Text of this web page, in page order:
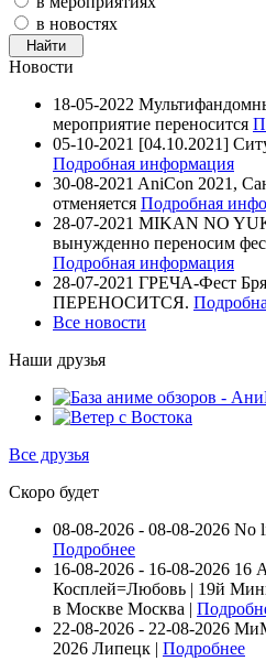
в новостях
Новости
18-05-2022
мероприятие переносится
05-10-2021 [04.10.2021]
Подробная информация
30-08-2021 AniCon 2021,
отменяется Подробная
28-07-2021 MIKAN NO
вынужденно переносим
Подробная информация
28-07-2021 ГРЕЧА-Фест
ПЕРЕНОСИТСЯ.
Все новости
Наши друзья
Все друзья
Скоро будет
08-08-2026 - 08-08-2026 No
Подробнее
16-08-2026 - 16-08-2026 16
Косплей=Любовь | 19й
в Москве Москва |
22-08-2026 - 22-08-2026
2026 Липецк | Подробнее